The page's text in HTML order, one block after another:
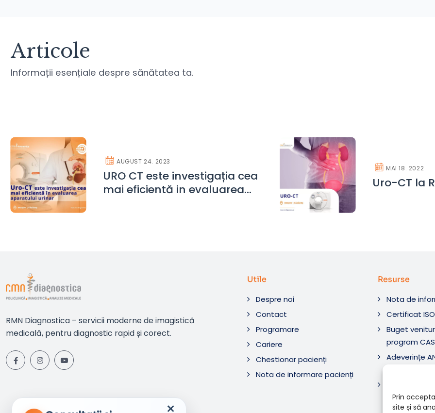
Prin
site și să
Articole
Informații esențiale despre sănătatea ta.
AUGUST 24. 2023
URO CT este investigația cea
mai eficientă in evaluarea
MAI 18. 2022
Uro-CT la
RMN Diagnostica – servicii moderne de imagistică
medicală, pentru diagnostic rapid și corect.
Utile
Despre noi
Contact
Programare
Cariere
Chestionar pacienți
Nota de informare pacienți
Resurse
Nota de
Certificat ISO
Buget
program
Adeverințe
Diagnostica
×